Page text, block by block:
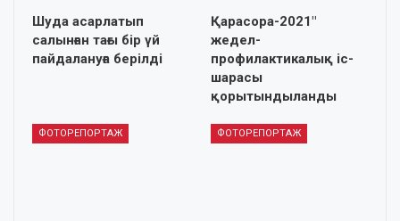
Шуда асарлатып
салынған тағы бір үй
пайдалануға берілді
Қарасора-2021″
жедел-
профилактикалық іс-
шарасы
қорытындыланды
ФОТОРЕПОРТАЖ ФОТОРЕПОРТАЖ